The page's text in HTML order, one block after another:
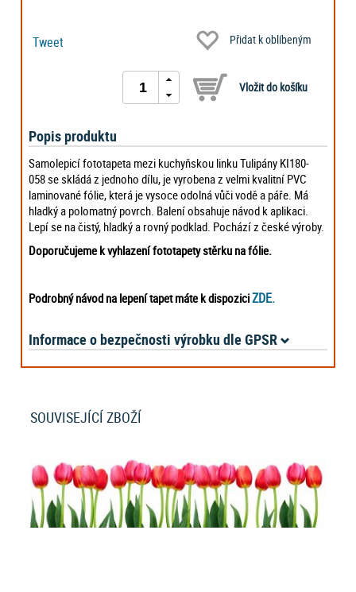
Tweet Přidat k oblíbeným
Popis produktu
Samolepicí fototapeta mezi kuchyňskou linku Tulipány KI180-
058 se skládá z jednoho dílu, je vyrobena z velmi kvalitní PVC
laminované fólie, která je vysoce odolná vůči vodě a páře. Má
hladký a polomatný povrch. Balení obsahuje návod k aplikaci.
Lepí se na čistý, hladký a rovný podklad. Pochází z české výroby.
Doporučujeme k vyhlazení fototapety stěrku na fólie.
Podrobný návod na lepení tapet máte k dispoziciZDE.
Informace o bezpečnosti výrobku dle GPSR
SOUVISEJÍCÍ ZBOŽÍ